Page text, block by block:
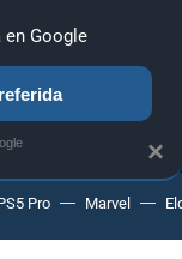
SONY NINTENDO
Pro Marvel
×
en Google